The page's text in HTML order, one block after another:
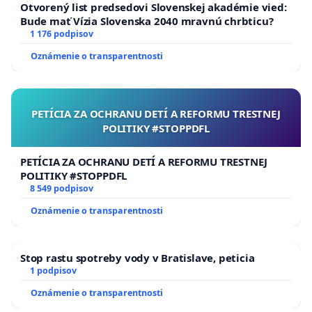
identity a partnerských vzťahov,
právo na dôstojnú smrť,
prístup k modernému, vedecky
starostlivosti,
vierovyznanie či sexuálnu orientáciu,
slobodu kultúrneho prejavu, nezávislosť
médií a práva národnostných menšín.
Zužovanie národnej identity na „kultúrno-etické
zasahovaniu do redakčnej slobody médií a
ideologickým výkladom „verejnej morálky“.
Umelecká tvorba, kultúrna rôznorodosť, slobodné
médiá a otvorená verejná diskusia sú základom
Otvorený list predsedovi Slovenskej akadémie vied:
Bude mať Vízia Slovenska 2040 mravnú chrbticu?
1 176 podpisov
Oznámenie o transparentnosti
PETÍCIA ZA OCHRANU DETÍ A REFORMU TRESTNEJ
POLITIKY #STOPPDFL
PETÍCIA ZA OCHRANU DETÍ A REFORMU TRESTNEJ
POLITIKY #STOPPDFL
8 549 podpisov
Oznámenie o transparentnosti
Stop rastu spotreby vody v Bratislave, peticia
1 podpisov
Oznámenie o transparentnosti